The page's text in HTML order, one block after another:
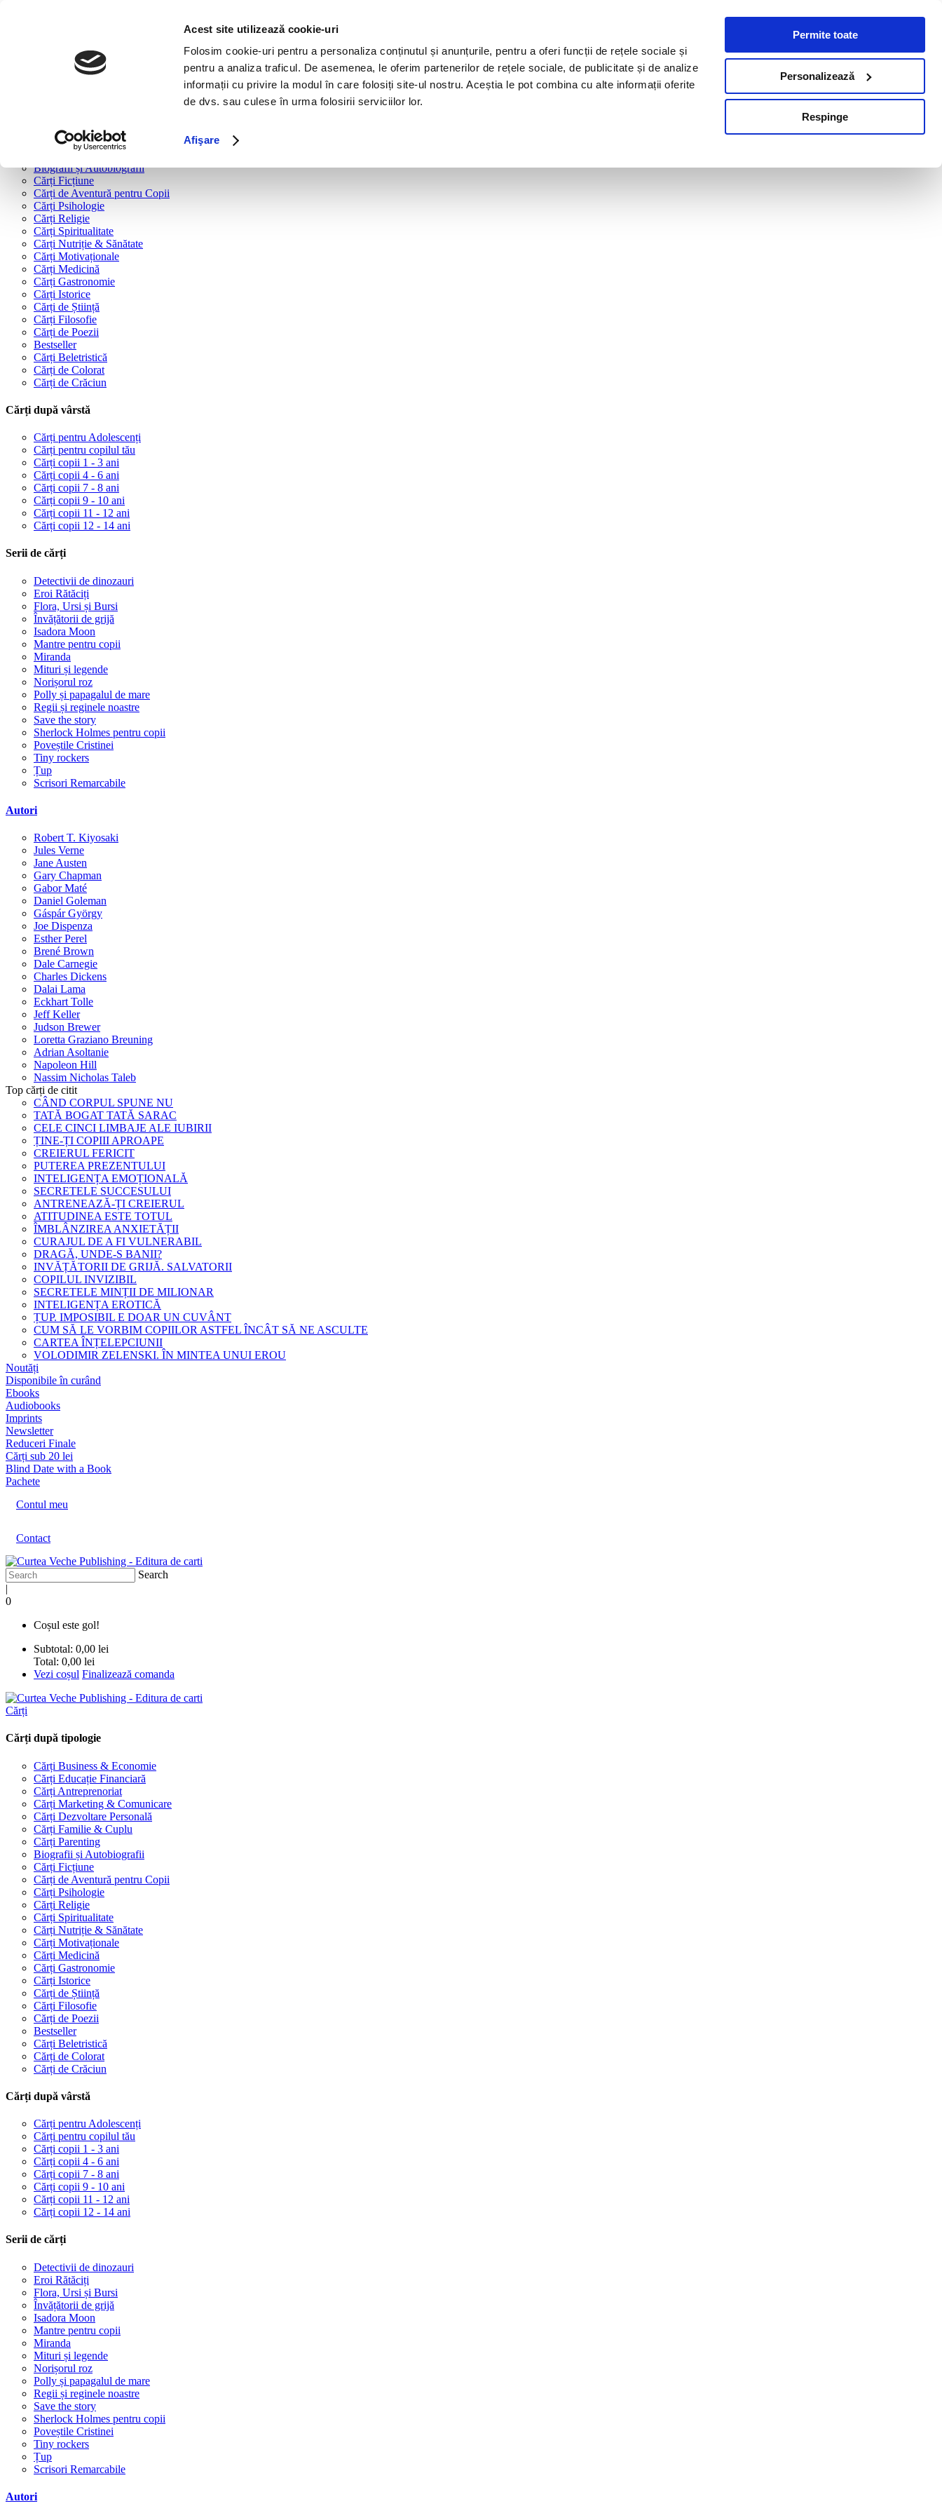
Acest site utilizează cookie-uri
Folosim cookie-uri pentru a personaliza conținutul și anunțurile, pentru a oferi funcții de rețele sociale și
pentru a analiza traficul. De asemenea, le oferim partenerilor de rețele sociale, de publicitate și de analize
informații cu privire la modul în care folosiți site-ul nostru. Aceștia le pot combina cu alte informații oferite
de dvs. sau culese în urma folosirii serviciilor lor.
Afişare
Permite toate
Personalizează
Respinge
Cărți după tipologie
Cărți Dezvoltare Personală
Cărți Familie & Cuplu
Biografii și Autobiografii
Cărți Ficțiune
Cărți de Aventură pentru Copii
Cărți Psihologie
Cărți Religie
Cărți Spiritualitate
Cărți Nutriție & Sănătate
Cărți Motivaționale
Cărți Medicină
Cărți Gastronomie
Cărți Istorice
Cărți de Știință
Cărți Filosofie
Cărți de Poezii
Bestseller
Cărți Beletristică
Cărți de Colorat
Cărți de Crăciun
Cărți după vârstă
Cărți pentru Adolescenți
Cărți pentru copilul tău
Cărți copii 1 - 3 ani
Cărți copii 4 - 6 ani
Cărți copii 7 - 8 ani
Cărți copii 9 - 10 ani
Cărți copii 11 - 12 ani
Cărți copii 12 - 14 ani
Serii de cărți
Detectivii de dinozauri
Eroi Rătăciți
Flora, Ursi și Bursi
Învățătorii de grijă
Isadora Moon
Mantre pentru copii
Miranda
Mituri și legende
Norișorul roz
Polly și papagalul de mare
Regii și reginele noastre
Save the story
Sherlock Holmes pentru copii
Poveștile Cristinei
Tiny rockers
Țup
Scrisori Remarcabile
Autori
Robert T. Kiyosaki
Jules Verne
Jane Austen
Gary Chapman
Gabor Maté
Daniel Goleman
Gáspár György
Joe Dispenza
Esther Perel
Brené Brown
Dale Carnegie
Charles Dickens
Dalai Lama
Eckhart Tolle
Jeff Keller
Judson Brewer
Loretta Graziano Breuning
Adrian Asoltanie
Napoleon Hill
Nassim Nicholas Taleb
Top cărți de citit
CÂND CORPUL SPUNE NU
TATĂ BOGAT TATĂ SARAC
CELE CINCI LIMBAJE ALE IUBIRII
ȚINE-ȚI COPIII APROAPE
CREIERUL FERICIT
PUTEREA PREZENTULUI
INTELIGENȚA EMOȚIONALĂ
SECRETELE SUCCESULUI
ANTRENEAZĂ-ȚI CREIERUL
ATITUDINEA ESTE TOTUL
ÎMBLÂNZIREA ANXIETĂȚII
CURAJUL DE A FI VULNERABIL
DRAGĂ, UNDE-S BANII?
INVĂȚĂTORII DE GRIJĂ. SALVATORII
COPILUL INVIZIBIL
SECRETELE MINȚII DE MILIONAR
INTELIGENȚA EROTICĂ
ȚUP. IMPOSIBIL E DOAR UN CUVÂNT
CUM SĂ LE VORBIM COPIILOR ASTFEL ÎNCÂT SĂ NE ASCULTE
CARTEA ÎNȚELEPCIUNII
VOLODIMIR ZELENSKI. ÎN MINTEA UNUI EROU
Noutăți
Disponibile în curând
Ebooks
Audiobooks
Imprints
Newsletter
Reduceri Finale
Cărți sub 20 lei
Blind Date with a Book
Pachete
Contul meu
Contact
Search
|
0
Coșul este gol!
Subtotal: 0,00 lei
Total: 0,00 lei
Vezi coșul Finalizează comanda
Cărți
Cărți după tipologie
Cărți Business & Economie
Cărți Educație Financiară
Cărți Antreprenoriat
Cărți Marketing & Comunicare
Cărți Dezvoltare Personală
Cărți Familie & Cuplu
Cărți Parenting
Biografii și Autobiografii
Cărți Ficțiune
Cărți de Aventură pentru Copii
Cărți Psihologie
Cărți Religie
Cărți Spiritualitate
Cărți Nutriție & Sănătate
Cărți Motivaționale
Cărți Medicină
Cărți Gastronomie
Cărți Istorice
Cărți de Știință
Cărți Filosofie
Cărți de Poezii
Bestseller
Cărți Beletristică
Cărți de Colorat
Cărți de Crăciun
Cărți după vârstă
Cărți pentru Adolescenți
Cărți pentru copilul tău
Cărți copii 1 - 3 ani
Cărți copii 4 - 6 ani
Cărți copii 7 - 8 ani
Cărți copii 9 - 10 ani
Cărți copii 11 - 12 ani
Cărți copii 12 - 14 ani
Serii de cărți
Detectivii de dinozauri
Eroi Rătăciți
Flora, Ursi și Bursi
Învățătorii de grijă
Isadora Moon
Mantre pentru copii
Miranda
Mituri și legende
Norișorul roz
Polly și papagalul de mare
Regii și reginele noastre
Save the story
Sherlock Holmes pentru copii
Poveștile Cristinei
Tiny rockers
Țup
Scrisori Remarcabile
Autori